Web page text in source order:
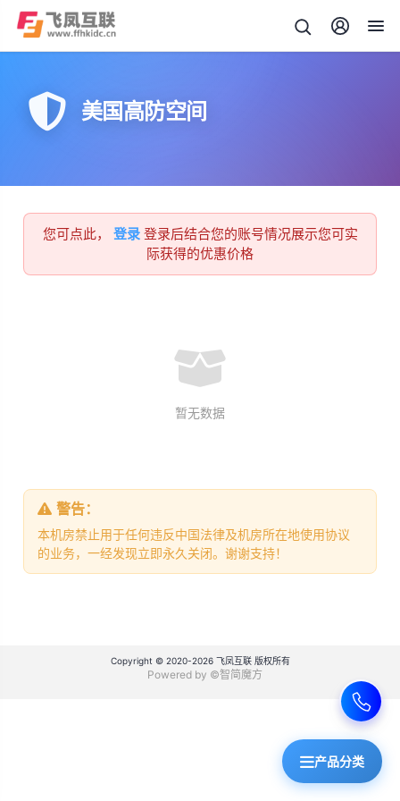
美国高防空间
产品分类
您可点此， 登录 登录后结合您的账号情况展示您可实
际获得的优惠价格
暂无数据
警告：
本机房禁止用于任何违反中国法律及机房所在地使用协议
的业务，一经发现立即永久关闭。谢谢支持！
Copyright © 2020-2026 飞凤互联 版权所有
Powered by ©智简魔方